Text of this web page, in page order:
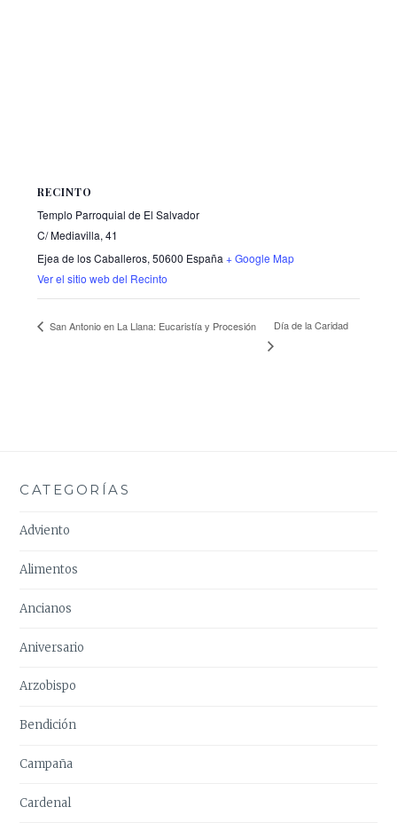
RECINTO
Templo Parroquial de El Salvador
C/ Mediavilla, 41
Ejea de los Caballeros, 50600 España + Google Map
Ver el sitio web del Recinto
San Antonio en La Llana: Eucaristía y Procesión Día de la Caridad
CATEGORÍAS
Adviento
Alimentos
Ancianos
Aniversario
Arzobispo
Bendición
Campaña
Cardenal